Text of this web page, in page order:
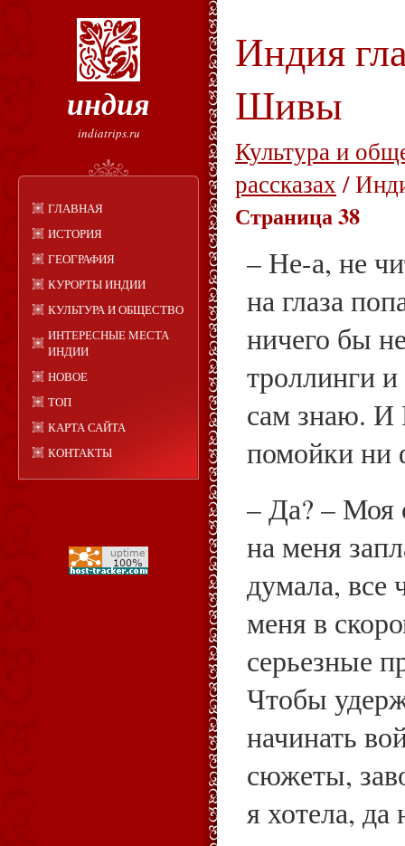
индия
indiatrips.ru
ГЛАВНАЯ
ИСТОРИЯ
ГЕОГРАФИЯ
КУРОРТЫ ИНДИИ
КУЛЬТУРА И ОБЩЕСТВО
ИНТЕРЕСНЫЕ МЕСТА
ИНДИИ
НОВОЕ
ТОП
КАРТА САЙТА
КОНТАКТЫ
Индия
Шивы
Культура и
рассказах/
Страница 38
– Не-а, не
на глаза
ничего бы
троллинги
сам знаю. И
помойки ни
– Да? – Моя
на меня
думала, все
меня в
серьезные
Чтобы
начинать
сюжеты,
я хотела,